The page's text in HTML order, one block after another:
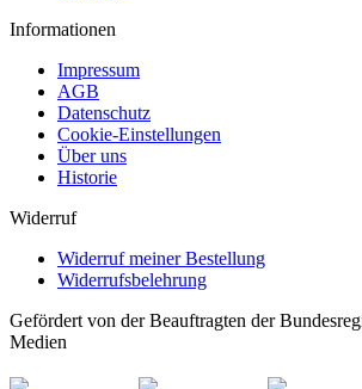
Informationen
Impressum
AGB
Datenschutz
Cookie-Einstellungen
Über uns
Historie
Widerruf
Widerruf meiner Bestellung
Widerrufsbelehrung
Gefördert von der Beauftragten der
Medien